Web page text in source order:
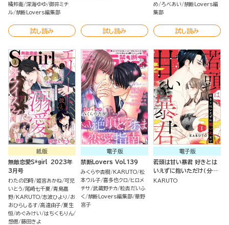
橘邦衛 深海ゆゆ 御井ミチ
ル 禁断Lovers編集部
試し読み 試し読み
め
ろべあい 禁断Lovers編
集部
試し読み
紙版
無敵恋愛S*girl 2023年
3月号
わたの四時 姫宮あかね 可児
いとう 尾崎七千夏 青島嘉
野
KARUTO 志波ひより
お
おひらしるす 高遠由子 夏生
恒 めぐみけい
はちくもりん
想偲 藤田きよ
電子版
禁断Lovers Vol.139
みくらや杏樹 KARUTO 松
本ウル子 喜多也クロ
ヒロメ
チサ 武蔵野チカ 粒杏だいふ
く 禁断Lovers編集部 華野
宮子
電子版
若頭は甘い暴君 好きとは
いえずに抱いただけ（分冊
版）
KARUTO